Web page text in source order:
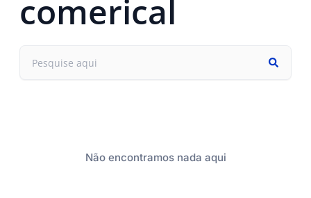
comerical
Não encontramos nada aqui